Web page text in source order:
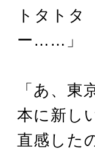
トタト
ー……」
「あ、
本に新し
直感した